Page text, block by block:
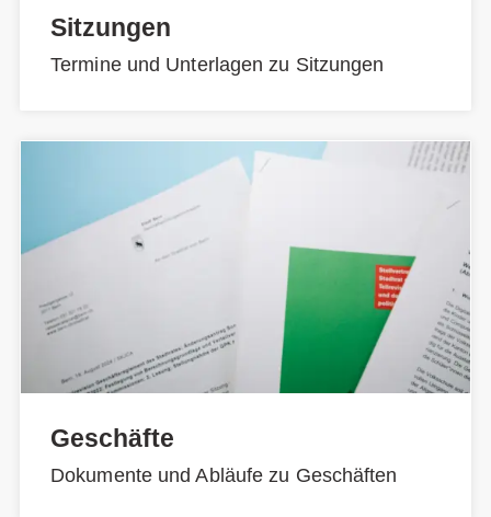
Sitzungen
Termine und Unterlagen zu Sitzungen
Geschäfte
Dokumente und Abläufe zu Geschäften